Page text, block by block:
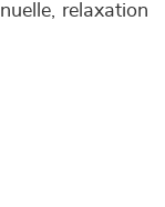
relaxation